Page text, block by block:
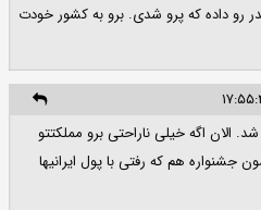
رو داده که پرو شدی. برو به کشور خودت
الان اگه خیلی ناراحتی برو مملکتتو
هم که رفتی با پول ایرانیها